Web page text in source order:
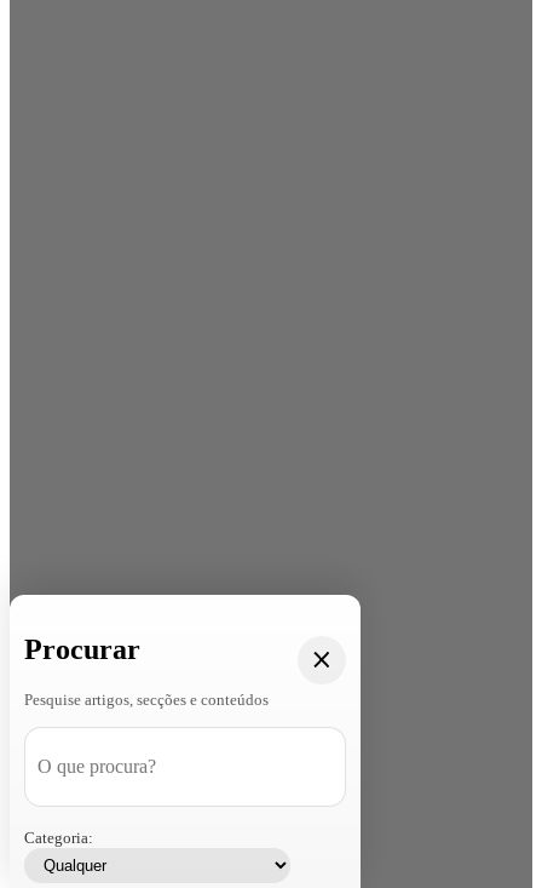
Procurar
Pesquise artigos, secções e conteúdos
Categoria: